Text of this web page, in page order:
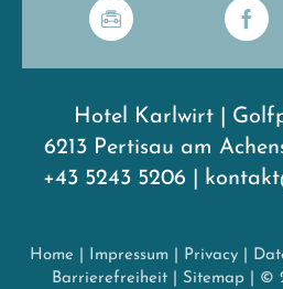
Hotel Karlwirt|
6213 Pertisau am
+43 5243 5206
Home Impressum Privacy
Barrierefreiheit| Sitemap| ©